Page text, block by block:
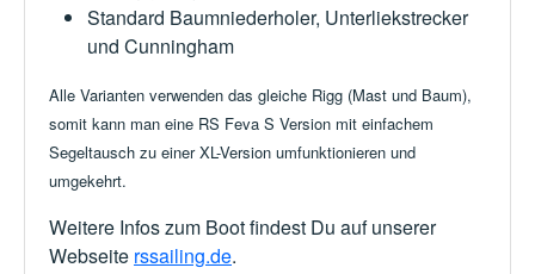
Standard Baumniederholer, Unterliekstrecker
und Cunningham
Alle Varianten verwenden das gleiche Rigg (Mast und Baum),
somit kann man eine RS Feva S Version mit einfachem
Segeltausch zu einer XL-Version umfunktionieren und
umgekehrt.
Weitere Infos zum Boot findest Du auf unserer
Webseite rssailing.de.